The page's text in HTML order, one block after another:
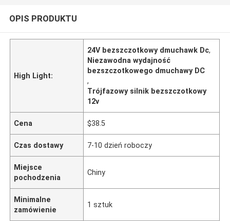
OPIS PRODUKTU
High Light:
24V bezszczotkowy dmuchawk Dc,
Niezawodna wydajność
bezszczotkowego dmuchawy DC
,
Trójfazowy silnik bezszczotkowy
12v
Cena $38.5
Czas dostawy 7-10 dzień roboczy
Miejsce
pochodzenia
Chiny
Minimalne
zamówienie
1 sztuk